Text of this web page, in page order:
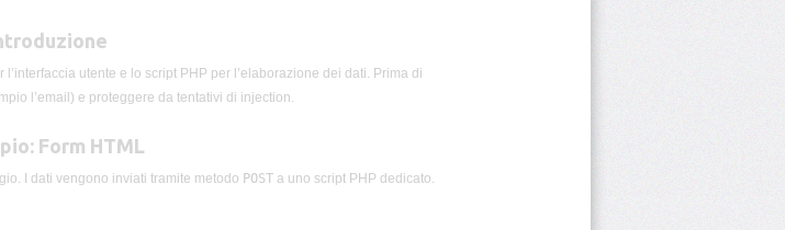
utente e lo script PHP per l’elaborazione dei dati. Prima di
l’email) e proteggere da tentativi di injection.
Form HTML
I dati vengono inviati tramite metodo POST a uno script PHP dedicato.